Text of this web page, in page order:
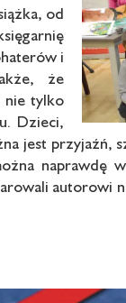
od
i
że
nie tylko
Dzieci,
jest przyjaźń,
naprawdę
autorowi